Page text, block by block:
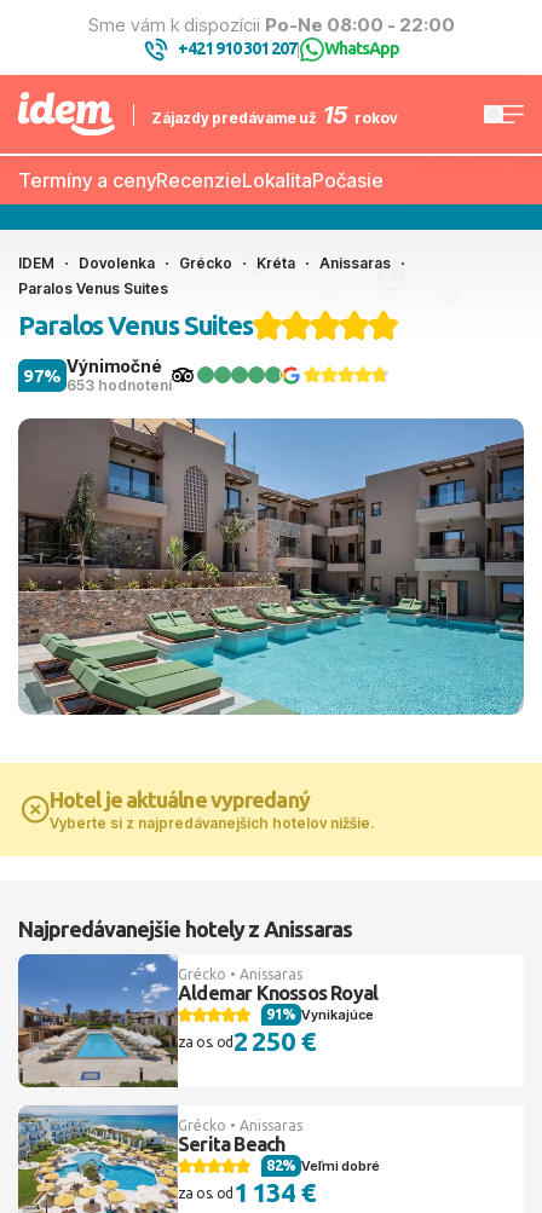
Sme vám k dispozícii Po-Ne 08:00 - 22:00
+421 910 301 207| WhatsApp
Zájazdy predávame už 15 rokov
Termíny a cenyRecenzieLokalitaPočasie
IDEM Dovolenka Grécko Kréta
Anissaras
Paralos Venus Suites
Paralos Venus Suites
Výnimočné
653 hodnotení
97%
Hotel je aktuálne vypredaný
Vyberte si z najpredávanejších hotelov nižšie.
Najpredávanejšie hotely z Anissaras
Grécko • Anissaras
Aldemar Knossos Royal
Vynikajúce
91%
za os. od2 250 €
Grécko • Anissaras
Serita Beach
Veľmi dobré
82%
za os. od 1 134 €